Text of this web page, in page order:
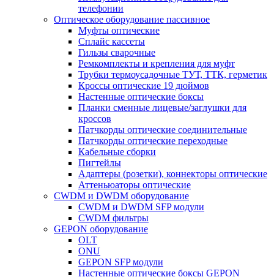
телефонии
Оптическое оборудование пассивное
Муфты оптические
Сплайс кассеты
Гильзы сварочные
Ремкомплекты и крепления для муфт
Трубки термоусадочные ТУТ, ТТК, герметик
Кроссы оптические 19 дюймов
Настенные оптические боксы
Планки сменные лицевые/заглушки для
кроссов
Патчкорды оптические соединительные
Патчкорды оптические переходные
Кабельные сборки
Пигтейлы
Адаптеры (розетки), коннекторы оптические
Аттеньюаторы оптические
CWDM и DWDM оборудование
CWDM и DWDM SFP модули
CWDM фильтры
GEPON оборудование
OLT
ONU
GEPON SFP модули
Настенные оптические боксы GEPON